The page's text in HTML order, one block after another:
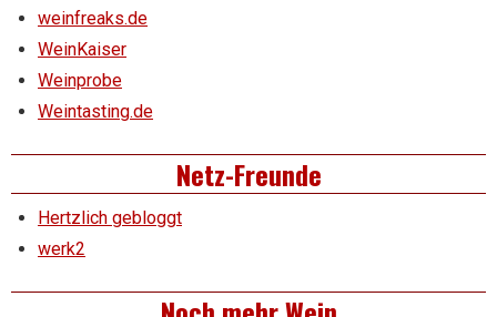
weinfreaks.de
WeinKaiser
Weinprobe
Weintasting.de
Netz-Freunde
Hertzlich gebloggt
werk2